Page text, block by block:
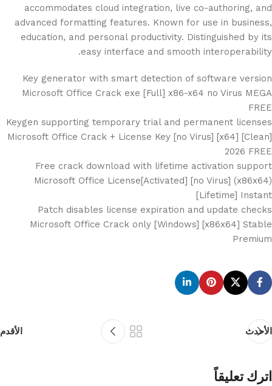
accommodates cloud integration, live co-authoring, and
advanced formatting features. Known for use in business,
education, and personal productivity. Distinguished by its
easy interface and smooth interoperability.
Key generator with smart detection of software version
Microsoft Office Crack exe [Full] x86-x64 no Virus MEGA
FREE
Keygen supporting temporary trial and permanent licenses
Microsoft Office Crack + License Key [no Virus] [x64] [Clean]
2026 FREE
Free crack download with lifetime activation support
Microsoft Office License[Activated] [no Virus] (x86x64)
[Lifetime] Instant
Patch disables license expiration and update checks
Microsoft Office Crack only [Windows] [x86x64] Stable
Premium
الأحدث الأقدم
اترك تعليقاً